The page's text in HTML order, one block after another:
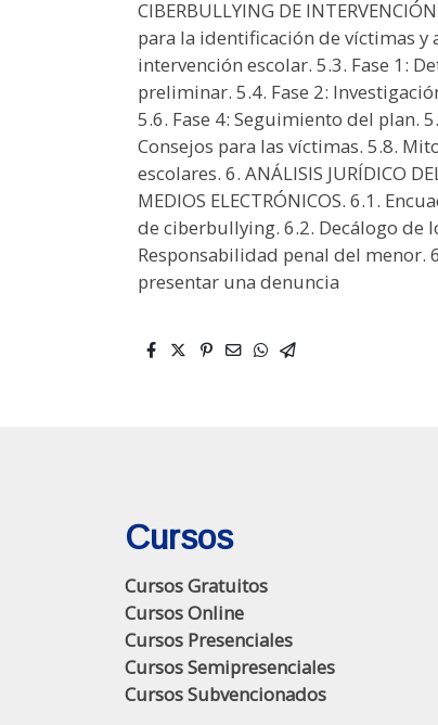
CIBERBULLYING DE
para la identificación de víctimas
intervención escolar. 5.3. Fase 1:
preliminar. 5.4. Fase 2:
5.6. Fase 4: Seguimiento del plan.
Consejos para las víctimas. 5.8.
escolares. 6. ANÁLISIS JURÍDICO
MEDIOS ELECTRÓNICOS. 6.1.
de ciberbullying. 6.2. Decálogo de
Responsabilidad penal del menor.
presentar una denuncia
Cursos
Cursos Gratuitos
Cursos Online
Cursos Presenciales
Cursos Semipresenciales
Cursos Subvencionados